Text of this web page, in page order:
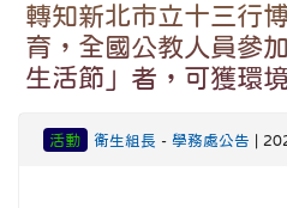
轉知新北市立十三行
育，全國公教人員參
生活節」者，可獲環
活動 衛生組長 - 學務處公告 |